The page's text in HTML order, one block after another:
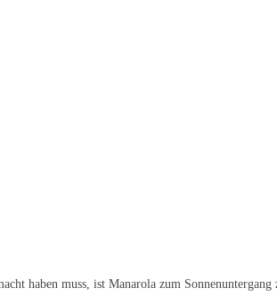
haben muss, ist Manarola zum